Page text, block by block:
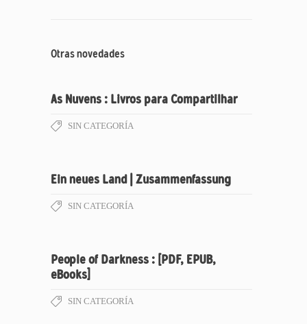
Otras novedades
As Nuvens : Livros para Compartilhar
SIN CATEGORÍA
Ein neues Land | Zusammenfassung
SIN CATEGORÍA
People of Darkness : [PDF, EPUB,
eBooks]
SIN CATEGORÍA